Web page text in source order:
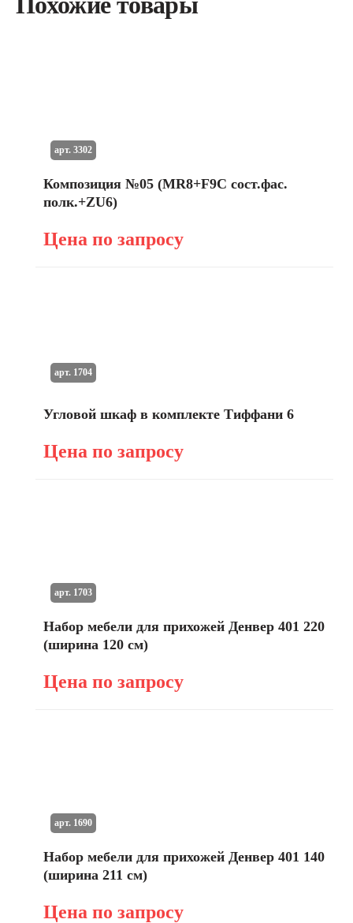
Композиция №05 (MR8+F9C сост.фас.
полк.+ZU6)
Цена по запросу
арт. 3302
Угловой шкаф в комплекте Тиффани 6
Цена по запросу
арт. 1704
Набор мебели для прихожей Денвер 401 220
(ширина 120 см)
Цена по запросу
арт. 1703
Набор мебели для прихожей Денвер 401 140
(ширина 211 см)
Цена по запросу
арт. 1690